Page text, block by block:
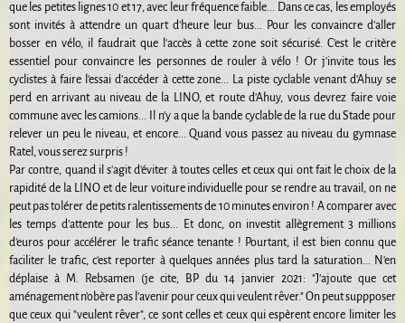
que les petites lignes 10 et 17, avec leur fréquence faible... Dans ce cas, les employés
sont invités à attendre un quart d'heure leur bus... Pour les convaincre d'aller
bosser en vélo, il faudrait que l'accès à cette zone soit sécurisé. C'est le critère
essentiel pour convaincre les personnes de rouler à vélo ! Or j'invite tous les
cyclistes à faire l'essai d'accéder à cette zone... La piste cyclable venant d'Ahuy se
perd en arrivant au niveau de la LINO, et route d'Ahuy, vous devrez faire voie
commune avec les camions... Il n'y a que la bande cyclable de la rue du Stade pour
relever un peu le niveau, et encore... Quand vous passez au niveau du gymnase
Ratel, vous serez surpris !
Par contre, quand il s'agit d'éviter à toutes celles et ceux qui ont fait le choix de la
rapidité de la LINO et de leur voiture individuelle pour se rendre au travail, on ne
peut pas tolérer de petits ralentissements de 10 minutes environ ! A comparer avec
les temps d'attente pour les bus... Et donc, on investit allègrement 3 millions
d'euros pour accélérer le trafic séance tenante ! Pourtant, il est bien connu que
faciliter le trafic, c'est reporter à quelques années plus tard la saturation... N'en
déplaise à M. Rebsamen (je cite, BP du 14 janvier 2021: "J’ajoute que cet
aménagement n’obère pas l’avenir pour ceux qui veulent rêver." On peut suppposer
que ceux qui "veulent rêver", ce sont celles et ceux qui espèrent encore limiter les